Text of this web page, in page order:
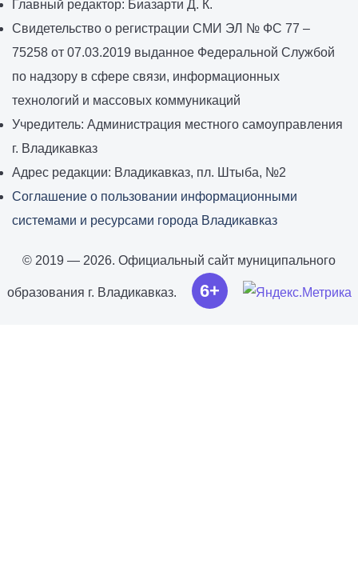
Главный редактор: Биазарти Д. К.
Свидетельство о регистрации СМИ ЭЛ № ФС 77 –
75258 от 07.03.2019 выданное Федеральной Службой
по надзору в сфере связи, информационных
технологий и массовых коммуникаций
Учредитель: Администрация местного самоуправления
г. Владикавказ
Адрес редакции: Владикавказ, пл. Штыба, №2
Соглашение о пользовании информационными
системами и ресурсами города Владикавказ
© 2019 — 2026. Официальный сайт муниципального
образования г. Владикавказ. 6+